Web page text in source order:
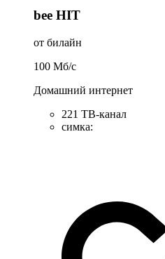
bee HIT
от билайн
100 Мб/c
Домашний интернет
221 ТB-канал
симка: